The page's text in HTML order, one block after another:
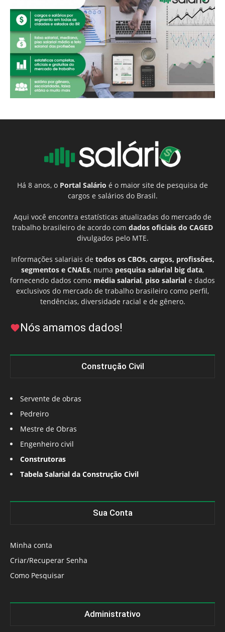
Há 8 anos, o Portal Salário é o maior site de pesquisa de
cargos e salários do Brasil.
Aqui você encontra estatísticas atualizadas do mercado de
trabalho brasileiro de acordo com dados oficiais do CAGED
divulgados pelo MTE.
Informações salariais de todos os CBOs, cargos, profissões,
segmentos e CNAEs, numa pesquisa salarial big data,
fornecendo dados como média salarial, piso salarial e dados
exclusivos do mercado de trabalho brasileiro como perfil,
tendências, diversidade racial e de gênero.
Nós amamos dados!
Construção Civil
Servente de obras
Pedreiro
Mestre de Obras
Engenheiro civil
Construtoras
Tabela Salarial da Construção Civil
Sua Conta
Minha conta
Criar/Recuperar Senha
Como Pesquisar
Administrativo